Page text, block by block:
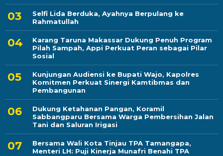
Selfi Lida Berduka, Ayahnya Berpulang ke
Rahmatullah
Karang Taruna Makassar Dukung Penuh Program
Pilah Sampah, Appi Perkuat Peran sebagai Pilar
Sosial
Kunjungan Audiensi ke Bupati Wajo, Kapolres
Komitmen Perkuat Sinergi Kamtibmas dan
Pembangunan
Dukung Ketahanan Pangan, Koramil
Sabbangparu Bersama Warga Pembersihan Jalan
Tani dan Saluran Irigasi
Bersama Wali Kota Tinjau TPA Tamangapa,
Menteri LH: Puji Kinerja Munafri Benahi TPA